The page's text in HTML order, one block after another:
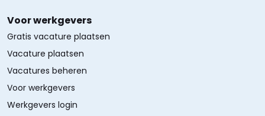
Voor werkgevers
Gratis vacature plaatsen
Vacature plaatsen
Vacatures beheren
Voor werkgevers
Werkgevers login